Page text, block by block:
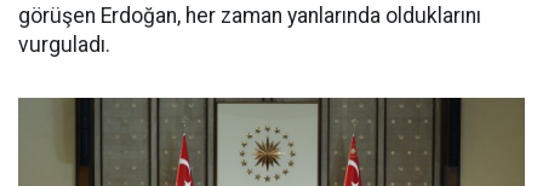
görüşen Erdoğan, her zaman yanlarında olduklarını
vurguladı.